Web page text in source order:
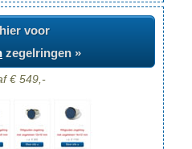
voor
zegelringen »
€ 549,-